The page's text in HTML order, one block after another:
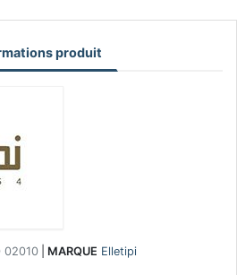
produit
02010 MARQUE Elletipi